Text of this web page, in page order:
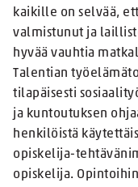
kaikille on selvää,
valmistunut ja
hyvää vauhtia
Talentian
tilapäisesti
ja kuntoutuksen
henkilöistä
opiskelija-
opiskelija.